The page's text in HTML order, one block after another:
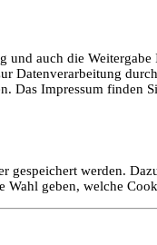
auch die
Datenverarbeitung
Das Impressum finden
gespeichert werden.
geben, welche